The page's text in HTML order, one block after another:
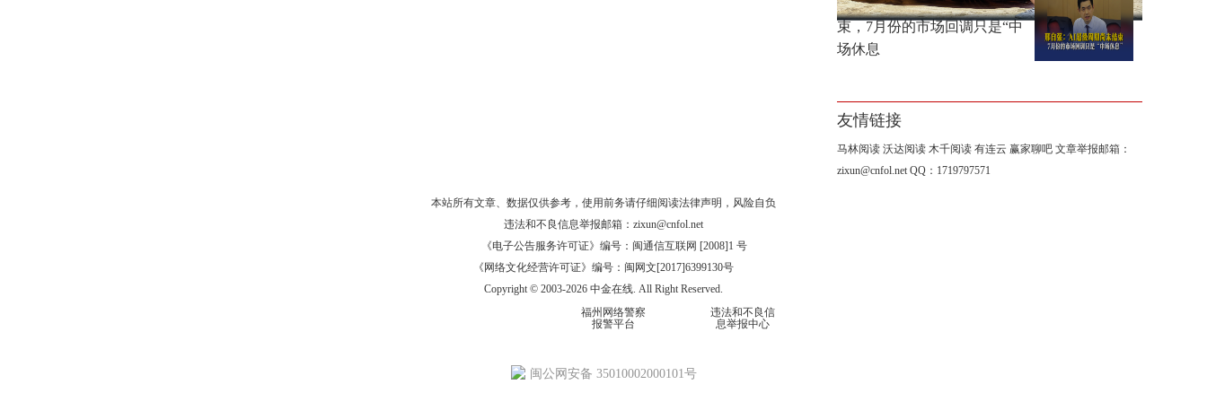
邢自强：AI超级周期尚未结
束，7月份的市场回调只是“中
场休息
友情链接
马林阅读 沃达阅读 木千阅读 有连云 赢家聊吧 文章举报邮箱：
zixun@cnfol.net QQ：1719797571
本站所有文章、数据仅供参考，使用前务请仔细阅读法律声明 ，风险自负
违法和不良信息举报邮箱： zixun@cnfol.net
《电子公告服务许可证》编号：闽通信互联网 [2008]1 号
《网络文化经营许可证》编号：闽网文[2017]6399130号
Copyright © 2003-2026 中金在线. All Right Reserved.
福州网络警察
报警平台
违法和不良信
息举报中心
闽公网安备 35010002000101号